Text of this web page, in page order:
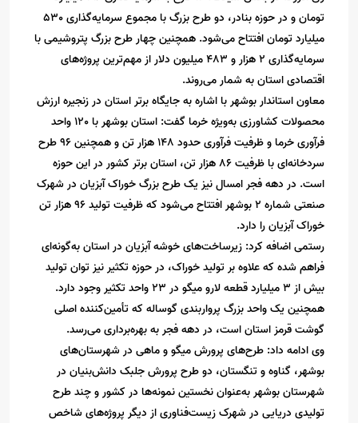
تومان و در حوزه بنادر، دو طرح بزرگ با مجموع سرمایه‌گذاری 530
میلیارد تومان افتتاح می‌شود. همچنین چهار طرح بزرگ پتروشیمی با
سرمایه‌گذاری 2 هزار و 483 میلیون دلار از مهم‌ترین پروژه‌های
اقتصادی استان به شمار می‌روند.
معاون استاندار بوشهر با اشاره به جایگاه برتر استان در زنجیره ارزش
محصولات کشاورزی به‌ویژه خرما گفت: استان بوشهر با 120 واحد
فرآوری خرما و ظرفیت فرآوری حدود 148 هزار تن و همچنین 96 طرح
سردخانه‌ای با ظرفیت 86 هزار تن، استان برتر کشور در این حوزه
است. در دهه فجر امسال نیز یک طرح بزرگ خوراک آبزیان در شهرک
صنعتی شماره 2 بوشهر افتتاح می‌شود که ظرفیت تولید 96 هزار تن
خوراک آبزیان را دارد.
رستمی اضافه کرد: زیرساخت‌های خوشه آبزیان در استان به‌گونه‌ای
فراهم شده که علاوه بر تولید خوراک، در حوزه تکثیر نیز توان تولید
بیش از 3 میلیارد قطعه لارو میگو در 23 واحد تکثیر وجود دارد.
همچنین یک واحد بزرگ پرواربندی گوساله که تأمین‌کننده اصلی
گوشت قرمز استان است، در دهه فجر به بهره‌برداری می‌رسد.
وی ادامه داد: طرح‌های پرورش میگو و ماهی در شهرستان‌های
بوشهر، گناوه و تنگستان، دو طرح پرورش جلبک دانش‌بنیان در
شهرستان بوشهر به‌عنوان نخستین نمونه‌ها در کشور و چند طرح
تولیدی دریایی در شهرک زیست‌فناوری از دیگر پروژه‌های شاخص